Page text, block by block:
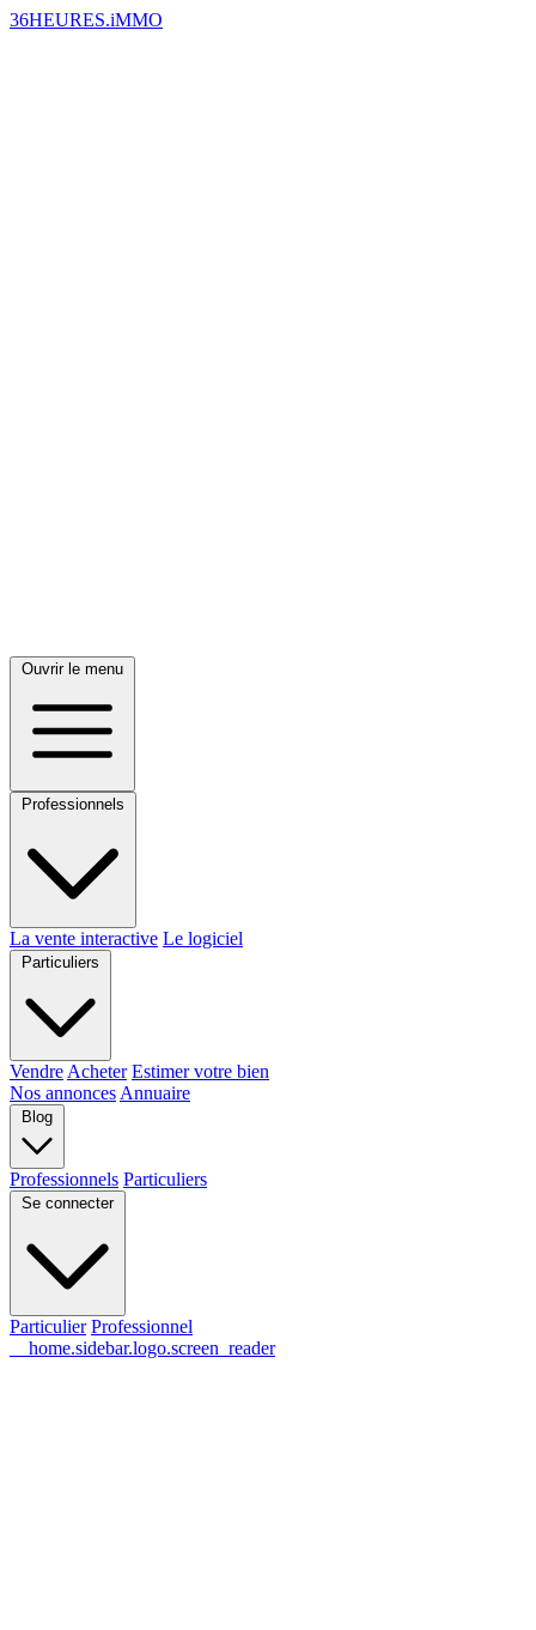
36HEURES.iMMO
Ouvrir le menu
Professionnels
La vente interactive Le logiciel
Particuliers
Vendre Acheter Estimer votre bien
Nos annonces Annuaire
Blog
Professionnels Particuliers
Se connecter
Particulier Professionnel
__home.sidebar.logo.screen_reader